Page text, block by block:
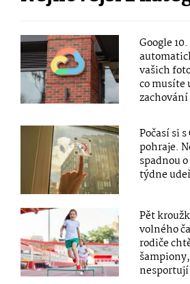
Google
vašich
co musíte
zachování
Počasí si
pohraje.
spadnou
týdne
Pět
volného
rodiče
nesportují